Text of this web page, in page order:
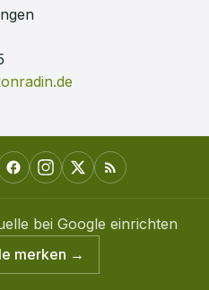
bei Google einrichten
merken →